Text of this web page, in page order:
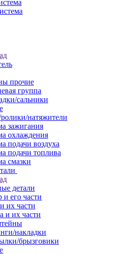
прочие
группа
сальники
натяжители
зажигания
охлаждения
подачи воздуха
подачи топлива
смазки
детали
и его части
их части
и их части
накладки
брызговики